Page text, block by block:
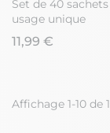
Set de 40
usage unique
11,99 €
Affichage 1-10 de